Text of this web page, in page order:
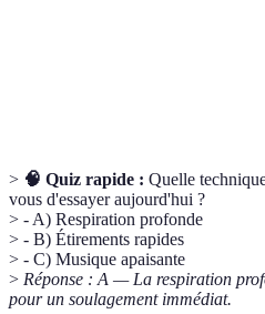
> 🧠 Quiz rapide : Quelle
vous d'essayer aujourd'hui ?
> - A) Respiration profonde
> - B) Étirements rapides
> - C) Musique apaisante
> Réponse : A — La respiration
pour un soulagement immédiat.